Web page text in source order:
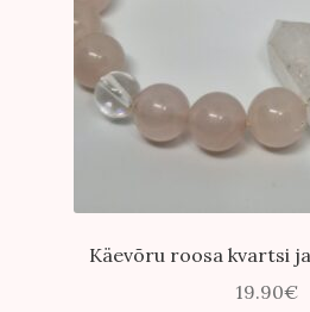
Käevõru roosa kvartsi
19.90€